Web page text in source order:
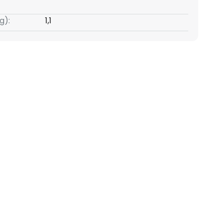
1,1